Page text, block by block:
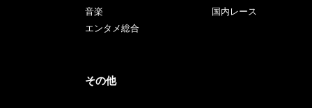
音楽
エンタメ総合
国内レース
その他